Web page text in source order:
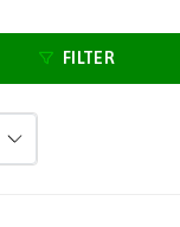
FILTER